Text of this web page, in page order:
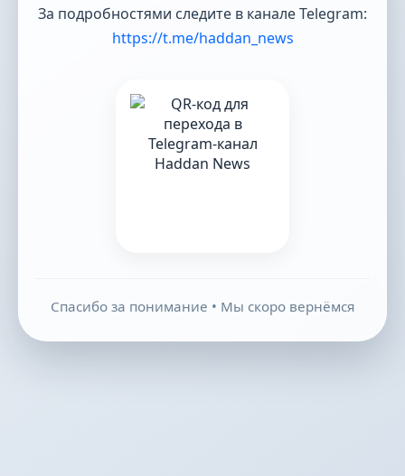
За подробностями следите в канале Telegram:
https://t.me/haddan_news
Спасибо за понимание • Мы скоро вернёмся